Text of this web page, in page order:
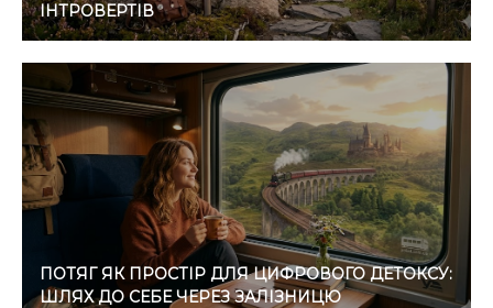
ІНТРОВЕРТІВ
ПОТЯГ ЯК ПРОСТІР ДЛЯ ЦИФРОВОГО ДЕТОКСУ:
ШЛЯХ ДО СЕБЕ ЧЕРЕЗ ЗАЛІЗНИЦЮ